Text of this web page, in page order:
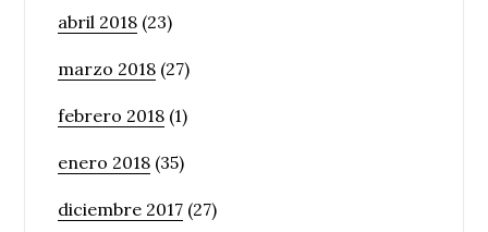
abril 2018 (23)
marzo 2018 (27)
febrero 2018 (1)
enero 2018 (35)
diciembre 2017 (27)